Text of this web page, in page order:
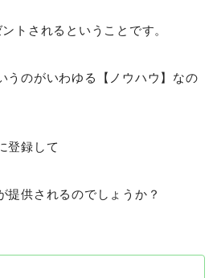
トされるということです。
うのがいわゆる【ノウハウ】なの
登録して
提供されるのでしょうか？